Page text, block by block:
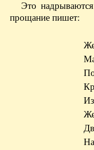
Это
прощание пишет: